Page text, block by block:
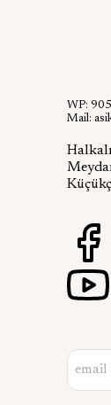
WP:
Mail: